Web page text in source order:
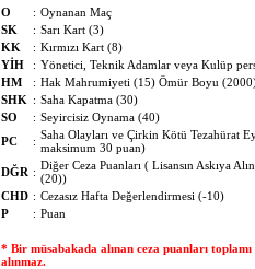
O : Oynanan Maç
SK
: Sarı Kart (3)
KK
: Kırmızı Kart (8)
YİH
: Yönetici, Teknik Adamlar veya Kulüp
HM
: Hak Mahrumiyeti (15) Ömür Boyu
SHK : Saha Kapatma (30)
SO
: Seyircisiz Oynama (40)
PC
: Saha Olayları ve Çirkin Kötü Tezahürat
maksimum 30 puan)
DĞR : Diğer Ceza Puanları ( Lisansın Askıya
(20))
CHD : Cezasız Hafta Değerlendirmesi (-10)
P
: Puan
* Bir müsabakada alınan ceza puanları
alınmaz.